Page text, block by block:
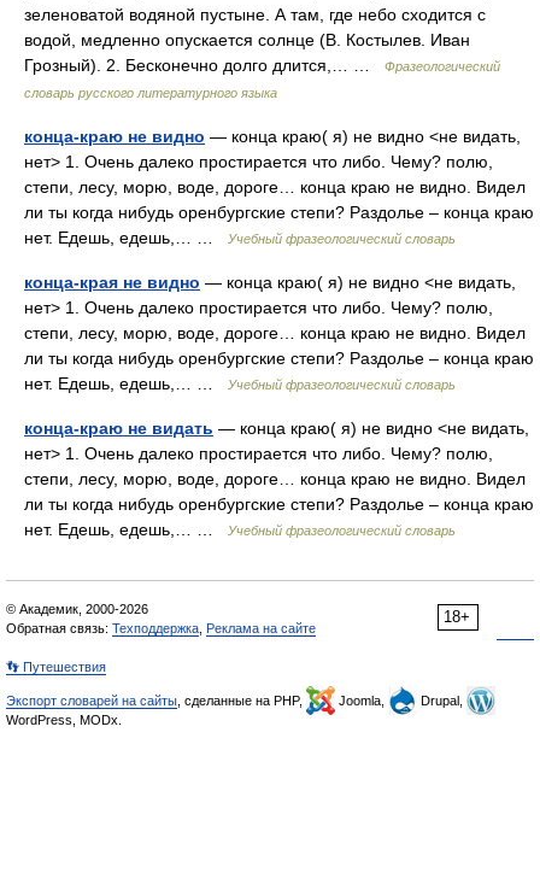
зеленоватой водяной пустыне. А там, где небо сходится с
водой, медленно опускается солнце (В. Костылев. Иван
Грозный). 2. Бесконечно долго длится,… …
Фразеологический
словарь русского литературного языка
конца-краю не видно — конца краю( я) не видно <не видать,
нет> 1. Очень далеко простирается что либо. Чему? полю,
степи, лесу, морю, воде, дороге… конца краю не видно. Видел
ли ты когда нибудь оренбургские степи? Раздолье – конца краю
нет. Едешь, едешь,… …
Учебный фразеологический словарь
конца-края не видно — конца краю( я) не видно <не видать,
нет> 1. Очень далеко простирается что либо. Чему? полю,
степи, лесу, морю, воде, дороге… конца краю не видно. Видел
ли ты когда нибудь оренбургские степи? Раздолье – конца краю
нет. Едешь, едешь,… …
Учебный фразеологический словарь
конца-краю не видать — конца краю( я) не видно <не видать,
нет> 1. Очень далеко простирается что либо. Чему? полю,
степи, лесу, морю, воде, дороге… конца краю не видно. Видел
ли ты когда нибудь оренбургские степи? Раздолье – конца краю
нет. Едешь, едешь,… …
Учебный фразеологический словарь
18+
© Академик, 2000-2026
Обратная связь: Техподдержка Реклама на сайте
👣 Путешествия
Экспорт словарей на сайты , сделанные на PHP, Joomla,
Drupal,
WordPress, MODx.